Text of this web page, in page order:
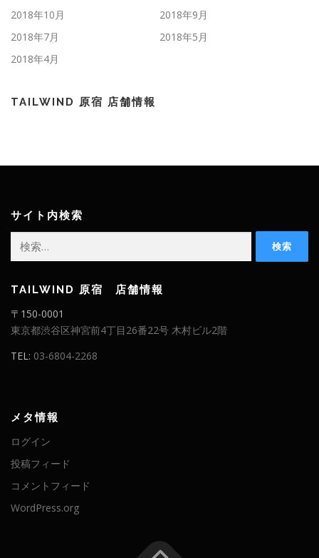
2018年10月
2018年9月
2018年7月
2018年5月
2018年4月
TAILWIND 原宿 店舗情報
サイト内検索
索:
TAILWIND 原宿 店舗情報
〒150-0001
東京都渋谷区神宮前4丁目26番22号 木村ビル2階
TEL: 03-6804-2268
メタ情報
ログイン
投稿フィード
コメントフィード
WordPress.org